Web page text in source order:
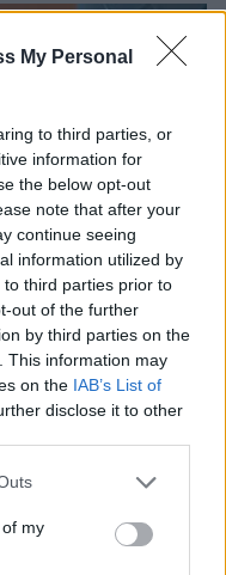
My Personal
to third parties, or
information for
the below opt-out
note that after your
continue seeing
information utilized by
third parties prior to
out of the further
by third parties on the
This information may
on the IAB’s List of
disclose it to other
my
και